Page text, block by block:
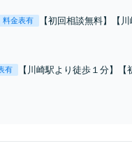
料金表有
【初回相談無料】【
ます。
有
【川崎駅より徒歩１分】